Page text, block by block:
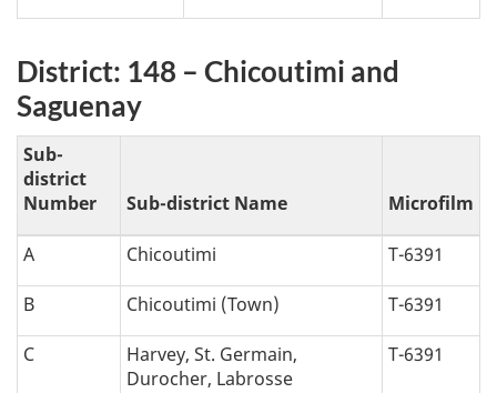
District: 148 – Chicoutimi and
Saguenay
Sub-
district
Number
Sub-district Name Microfilm
A Chicoutimi T-6391
B Chicoutimi (Town) T-6391
C
Harvey, St. Germain,
Durocher, Labrosse
T-6391